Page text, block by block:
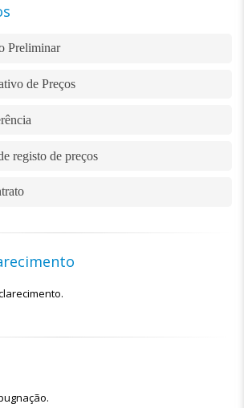
Preliminar
de Preços
registo de preços